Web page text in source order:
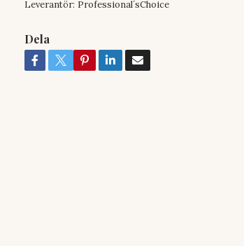
Leverantör: Professional´sChoice
Dela